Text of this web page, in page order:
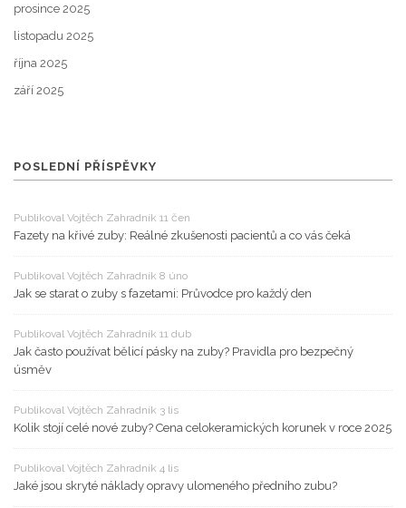
prosince 2025
listopadu 2025
října 2025
září 2025
POSLEDNÍ PŘÍSPĚVKY
Publikoval Vojtěch Zahradník 11 čen
Fazety na křivé zuby: Reálné zkušenosti pacientů a co vás čeká
Publikoval Vojtěch Zahradník 8 úno
Jak se starat o zuby s fazetami: Průvodce pro každý den
Publikoval Vojtěch Zahradník 11 dub
Jak často používat bělicí pásky na zuby? Pravidla pro bezpečný
úsměv
Publikoval Vojtěch Zahradník 3 lis
Kolik stojí celé nové zuby? Cena celokeramických korunek v roce 2025
Publikoval Vojtěch Zahradník 4 lis
Jaké jsou skryté náklady opravy ulomeného předního zubu?